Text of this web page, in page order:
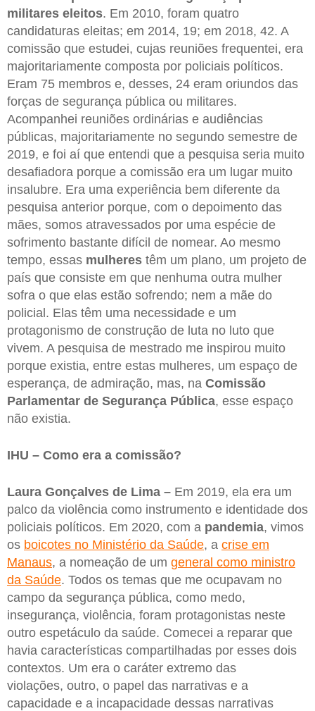
militares eleitos. Em 2010, foram quatro
candidaturas eleitas; em 2014, 19; em 2018, 42. A
comissão que estudei, cujas reuniões frequentei, era
majoritariamente composta por policiais políticos.
Eram 75 membros e, desses, 24 eram oriundos das
forças de segurança pública ou militares.
Acompanhei reuniões ordinárias e audiências
públicas, majoritariamente no segundo semestre de
2019, e foi aí que entendi que a pesquisa seria muito
desafiadora porque a comissão era um lugar muito
insalubre. Era uma experiência bem diferente da
pesquisa anterior porque, com o depoimento das
mães, somos atravessados por uma espécie de
sofrimento bastante difícil de nomear. Ao mesmo
tempo, essas mulheres têm um plano, um projeto de
país que consiste em que nenhuma outra mulher
sofra o que elas estão sofrendo; nem a mãe do
policial. Elas têm uma necessidade e um
protagonismo de construção de luta no luto que
vivem. A pesquisa de mestrado me inspirou muito
porque existia, entre estas mulheres, um espaço de
esperança, de admiração, mas, na Comissão
Parlamentar de Segurança Pública, esse espaço
não existia.
IHU – Como era a comissão?
Laura Gonçalves de Lima – Em 2019, ela era um
palco da violência como instrumento e identidade dos
policiais políticos. Em 2020, com a pandemia, vimos
os boicotes no Ministério da Saúde, a crise em
Manaus, a nomeação de um general como ministro
da Saúde. Todos os temas que me ocupavam no
campo da segurança pública, como medo,
insegurança, violência, foram protagonistas neste
outro espetáculo da saúde. Comecei a reparar que
havia características compartilhadas por esses dois
contextos. Um era o caráter extremo das
violações, outro, o papel das narrativas e a
capacidade e a incapacidade dessas narrativas